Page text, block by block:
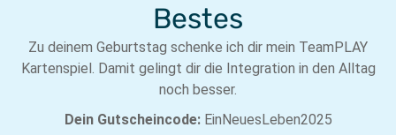
Bestes
Zu deinem Geburtstag schenke ich dir mein TeamPLAY
Kartenspiel. Damit gelingt dir die Integration in den Alltag
noch besser.
Dein Gutscheincode:EinNeuesLeben2025